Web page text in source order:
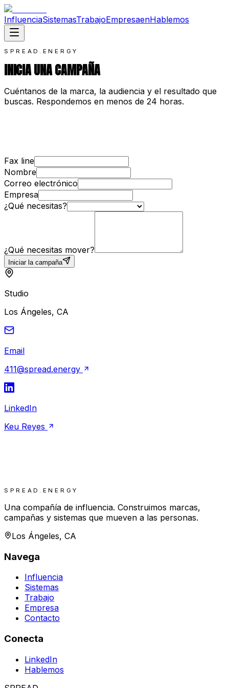
InfluenciaSistemasTrabajoEmpresaenHablemos
SPREAD.ENERGY
INICIA UNA CAMPAÑA
Cuéntanos de la marca, la audiencia y el resultado que
buscas. Respondemos en menos de 24 horas.
Fax line
Nombre
Correo electrónico
Empresa
¿Qué necesitas?
¿Qué necesitas mover?
Iniciar la campaña
Studio
Los Ángeles, CA
Email
411@spread.energy
LinkedIn
Keu Reyes
SPREAD.ENERGY
Una compañía de influencia. Construimos marcas,
campañas y sistemas que mueven a las personas.
Los Ángeles, CA
Navega
Influencia
Sistemas
Trabajo
Empresa
Contacto
Conecta
LinkedIn
Hablemos